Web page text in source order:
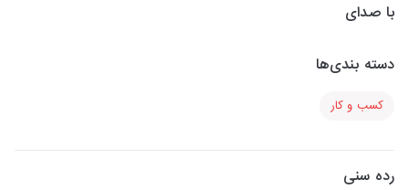
با صدای
دسته بندی‌ها
کسب و کار
رده سنی